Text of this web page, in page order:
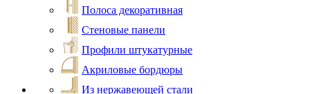
Полоса декоративная
Стеновые панели
Профили штукатурные
Акриловые бордюры
Из нержавеющей стали